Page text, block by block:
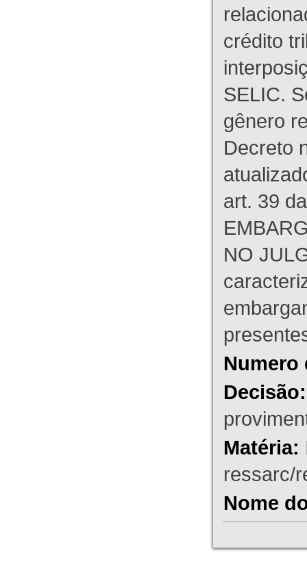
crédito
SELIC.
gênero
Decreto
art. 39
NO
Numero
Decisão:
Matéria:
ressarc/
Nome